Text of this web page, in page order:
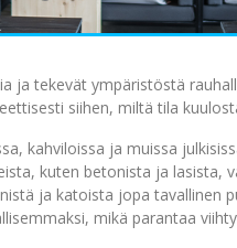
ja tekevät ympäristöstä
siihen, miltä tila
kahviloissa ja muissa
kuten betonista ja lasista,
ja katoista jopa tavallinen
mikä parantaa